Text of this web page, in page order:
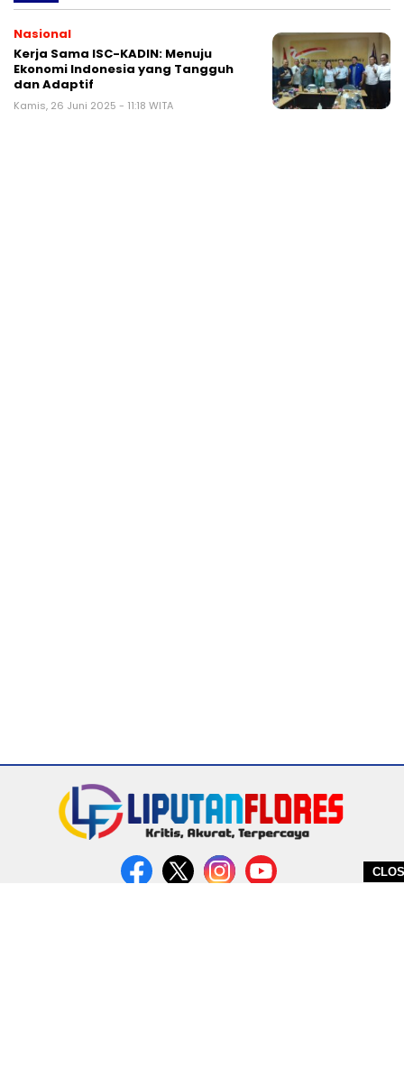
Nasional
Kerja Sama ISC-KADIN: Menuju
Ekonomi Indonesia yang Tangguh
dan Adaptif
Kamis, 26 Juni 2025 - 11:18 WITA